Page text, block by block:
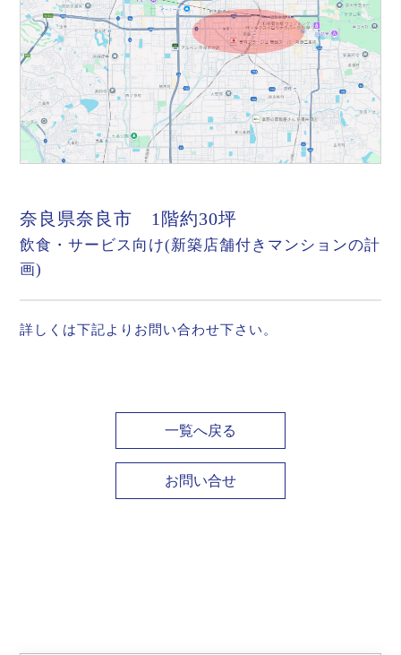
奈良県奈良市 1階約30坪
飲食・サービス向け(新築店舗付きマンションの計
画)
詳しくは下記よりお問い合わせ下さい。
一覧へ戻る
お問い合せ